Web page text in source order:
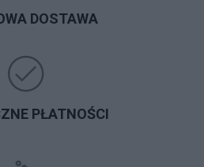
DOSTAWA
PŁATNOŚCI